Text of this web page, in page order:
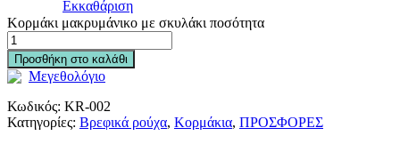
Εκκαθάριση
Κορμάκι μακρυμάνικο με σκυλάκι ποσότητα
Προσθήκη στο καλάθι
Μεγεθολόγιο
Κωδικός: KR-002
Κατηγορίες: Βρεφικά ρούχα, Κορμάκια, ΠΡΟΣΦΟΡΕΣ